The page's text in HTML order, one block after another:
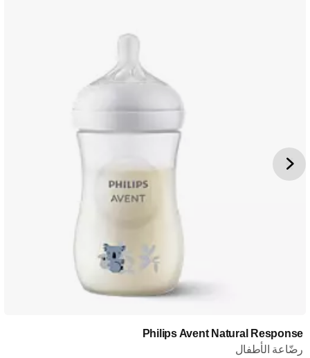
Philips Avent Natural Response
رضّاعة الأطفال